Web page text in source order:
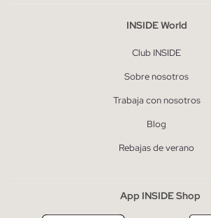
INSIDE World
Club INSIDE
Sobre nosotros
Trabaja con nosotros
Blog
Rebajas de verano
App INSIDE Shop